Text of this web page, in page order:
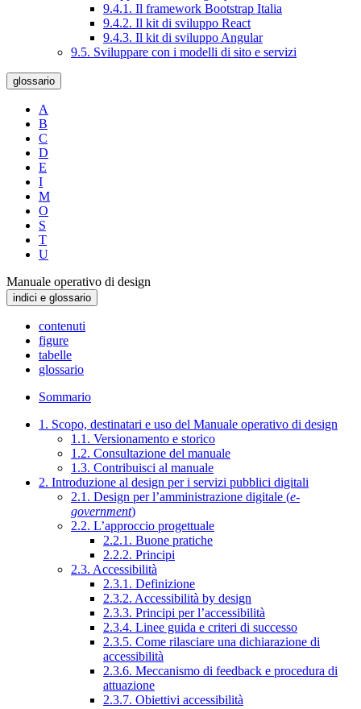
9.4.1. Il framework Bootstrap Italia
9.4.2. Il kit di sviluppo React
9.4.3. Il kit di sviluppo Angular
9.5. Sviluppare con i modelli di sito e servizi
glossario
A
B
C
D
E
I
M
O
S
T
U
Manuale operativo di design
indici e glossario
contenuti
figure
tabelle
glossario
Sommario
1. Scopo, destinatari e uso del Manuale operativo di design
1.1. Versionamento e storico
1.2. Consultazione del manuale
1.3. Contribuisci al manuale
2. Introduzione al design per i servizi pubblici digitali
2.1. Design per l’amministrazione digitale (e-
government)
2.2. L’approccio progettuale
2.2.1. Buone pratiche
2.2.2. Principi
2.3. Accessibilità
2.3.1. Definizione
2.3.2. Accessibilità by design
2.3.3. Principi per l’accessibilità
2.3.4. Linee guida e criteri di successo
2.3.5. Come rilasciare una dichiarazione di
accessibilità
2.3.6. Meccanismo di feedback e procedura di
attuazione
2.3.7. Obiettivi accessibilità